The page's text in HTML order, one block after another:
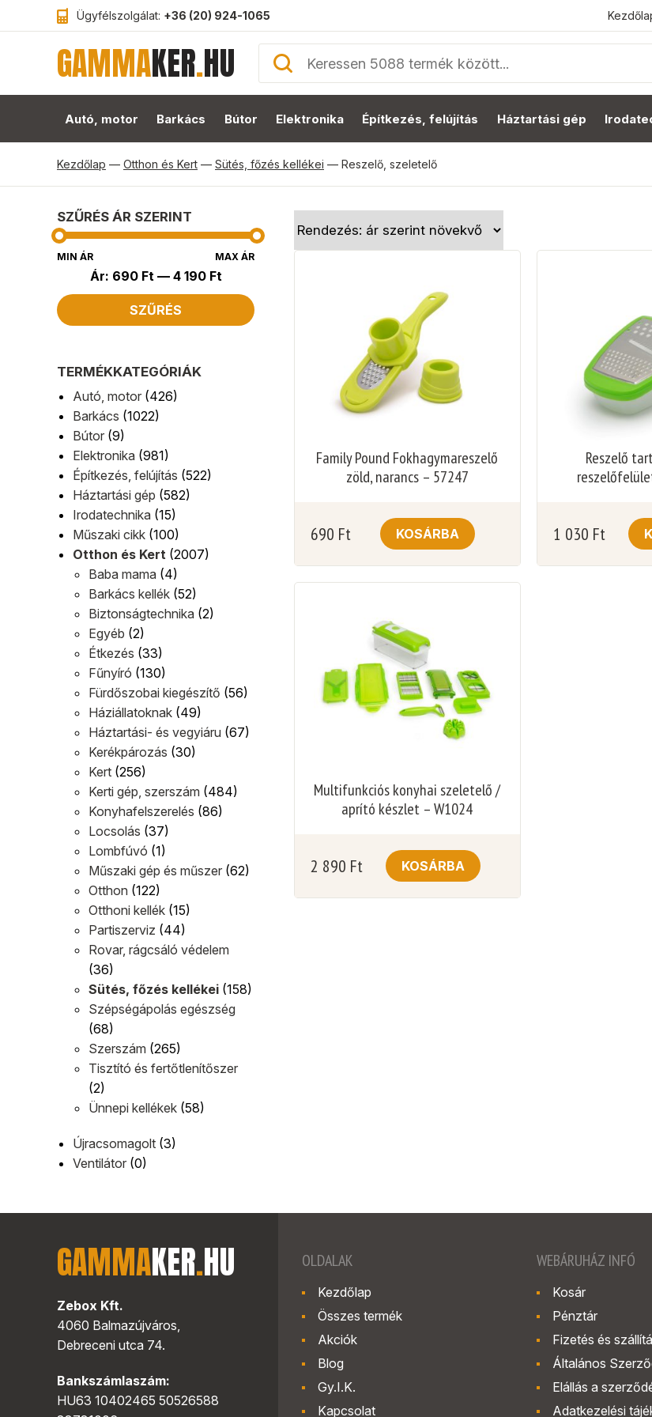
Ügyfélszolgálat: +36 (20) 924-1065
GAMMAKER.HU
Autó, motor Barkács Bútor Elektronika Építkezés, felújítás Háztartási gép
Kezdőlap — Otthon és Kert — Sütés, főzés kellékei — Reszelő, szeletelő
SZŰRÉS ÁR SZERINT
MIN ÁR MAX ÁR
SZŰRÉS
Ár: 690 Ft— 4 190 Ft
TERMÉKKATEGÓRIÁK
Autó, motor (426)
Barkács (1022)
Bútor (9)
Elektronika (981)
Építkezés, felújítás (522)
Háztartási gép (582)
Irodatechnika (15)
Műszaki cikk (100)
Otthon és Kert (2007)
Baba mama (4)
Barkács kellék (52)
Biztonságtechnika (2)
Egyéb (2)
Étkezés (33)
Fűnyíró (130)
Fürdőszobai kiegészítő (56)
Háziállatoknak (49)
Háztartási- és vegyiáru (67)
Kerékpározás (30)
Kert (256)
Kerti gép, szerszám (484)
Konyhafelszerelés (86)
Locsolás (37)
Lombfúvó (1)
Műszaki gép és műszer (62)
Otthon (122)
Otthoni kellék (15)
Partiszerviz (44)
Rovar, rágcsáló védelem
(36)
Sütés, főzés kellékei (158)
Szépségápolás egészség
(68)
Szerszám (265)
Tisztító és fertőtlenítőszer
(2)
Ünnepi kellékek (58)
Újracsomagolt (3)
Ventilátor (0)
Family Pound Fokhagymareszelő
zöld, narancs – 57247
690 Ft KOSÁRBA
Reszelő
1 030 Ft
Multifunkciós konyhai szeletelő /
aprító készlet – W1024
2 890 Ft KOSÁRBA
GAMMAKER.HU
Zebox Kft.
4060 Balmazújváros,
Debreceni utca 74.
Bankszámlaszám:
HU63 10402465 50526588
OLDALAK
Kezdőlap
Összes termék
Akciók
Blog
Gy.I.K.
Kapcsolat
WEBÁRUHÁZ INFÓ
Kosár
Pénztár
Fizetés és
Általános
Elállás a
Adatkezelési